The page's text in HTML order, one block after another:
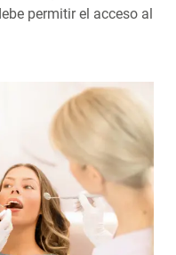
permitir el acceso al